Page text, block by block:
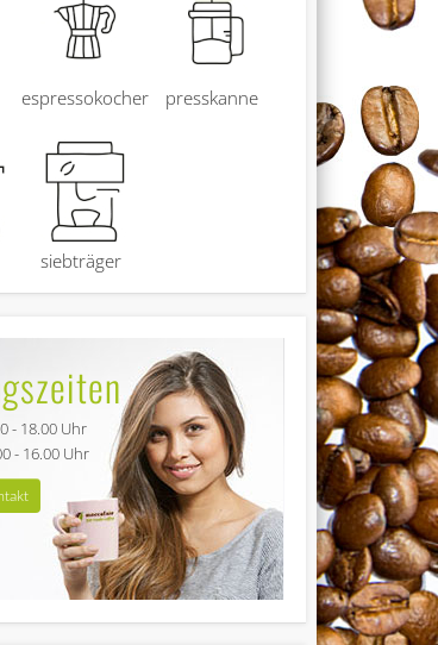
espressokocher presskanne
siebträger
- 18.00 Uhr
- 16.00 Uhr